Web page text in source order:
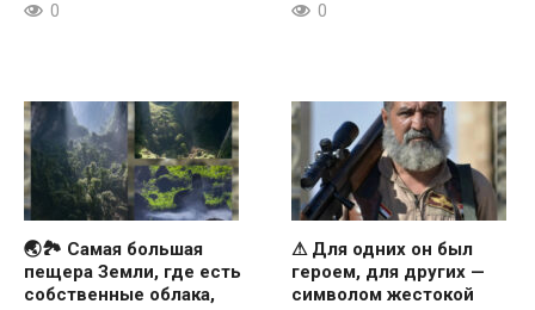
0 0
🌏🏞 Самая большая
пещера Земли, где есть
собственные облака,
⚠ Для одних он был
героем, для других —
символом жестокой